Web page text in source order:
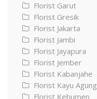
Florist Garut
Florist Gresik
Florist Jakarta
Florist Jambi
Florist Jayapura
Florist Jember
Florist Kabanjahe
Florist Kayu Agung
Florist Kebumen